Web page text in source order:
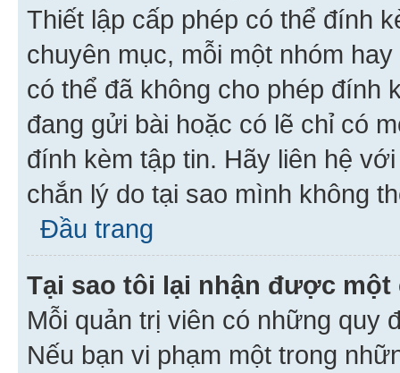
Thiết lập cấp phép có thể đính
chuyên mục, mỗi một nhóm
có thể đã không cho phép đính
đang gửi bài hoặc có lẽ chỉ có
đính kèm tập tin. Hãy liên hệ
chắn lý do tại sao mình không
Đầu trang
Tại sao tôi lại nhận được một
Mỗi quản trị viên có những quy
Nếu bạn vi phạm một trong